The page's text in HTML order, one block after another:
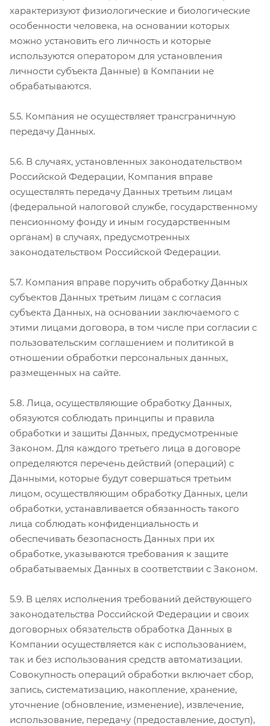
характеризуют физиологические и биологические
особенности человека, на основании которых
можно установить его личность и которые
используются оператором для установления
личности субъекта Данные) в Компании не
обрабатываются.
5.5. Компания не осуществляет трансграничную
передачу Данных.
5.6. В случаях, установленных законодательством
Российской Федерации, Компания вправе
осуществлять передачу Данных третьим лицам
(федеральной налоговой службе, государственному
пенсионному фонду и иным государственным
органам) в случаях, предусмотренных
законодательством Российской Федерации.
5.7. Компания вправе поручить обработку Данных
субъектов Данных третьим лицам с согласия
субъекта Данных, на основании заключаемого с
этими лицами договора, в том числе при согласии с
пользовательским соглашением и политикой в
отношении обработки персональных данных,
размещенных на сайте.
5.8. Лица, осуществляющие обработку Данных,
обязуются соблюдать принципы и правила
обработки и защиты Данных, предусмотренные
Законом. Для каждого третьего лица в договоре
определяются перечень действий (операций) с
Данными, которые будут совершаться третьим
лицом, осуществляющим обработку Данных, цели
обработки, устанавливается обязанность такого
лица соблюдать конфиденциальность и
обеспечивать безопасность Данных при их
обработке, указываются требования к защите
обрабатываемых Данных в соответствии с Законом.
5.9. В целях исполнения требований действующего
законодательства Российской Федерации и своих
договорных обязательств обработка Данных в
Компании осуществляется как с использованием,
так и без использования средств автоматизации.
Совокупность операций обработки включает сбор,
запись, систематизацию, накопление, хранение,
уточнение (обновление, изменение), извлечение,
использование, передачу (предоставление, доступ),